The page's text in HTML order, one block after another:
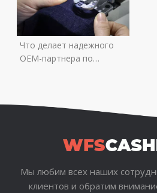
Что делает надежного
OEM-партнера по
Мы любим всех наших
клиентов и обратим